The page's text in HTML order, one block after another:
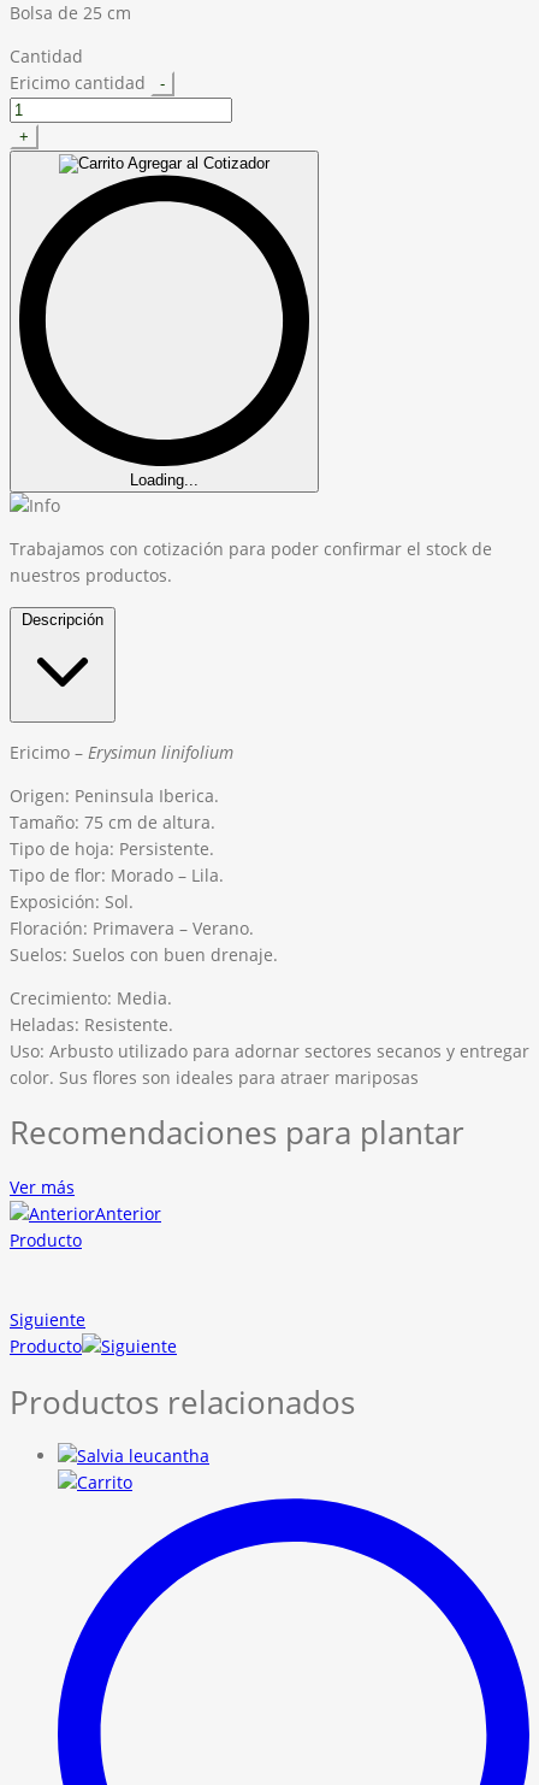
Bolsa de 25 cm
Cantidad
Ericimo cantidad
-
+
Agregar al Cotizador
Loading...
Trabajamos con cotización para poder confirmar el stock de
nuestros productos.
Descripción
Ericimo – Erysimun linifolium
Origen: Peninsula Iberica.
Tamaño: 75 cm de altura.
Tipo de hoja: Persistente.
Tipo de flor: Morado – Lila.
Exposición: Sol.
Floración: Primavera – Verano.
Suelos: Suelos con buen drenaje.
Crecimiento: Media.
Heladas: Resistente.
Uso: Arbusto utilizado para adornar sectores secanos y entregar
color. Sus flores son ideales para atraer mariposas
Recomendaciones para plantar
Ver más
Anterior
Producto
Siguiente
Producto
Productos relacionados